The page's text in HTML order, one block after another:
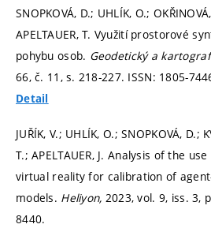
SNOPKOVÁ, D.; UHLÍK, O.;
APELTAUER, T. Využití prostorové
pohybu osob. Geodetický a
66, č. 11,s. 218-227. ISSN: 1805-
Detail
JUŘÍK, V.; UHLÍK, O.; SNOPKOVÁ, D.;
T.; APELTAUER, J. Analysis of the
virtual reality for calibration of
models. Heliyon, 2023, vol. 9, iss. 3,
8440.